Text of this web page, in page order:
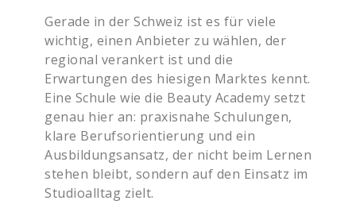
Gerade in der Schweiz ist es für viele
wichtig, einen Anbieter zu wählen, der
regional verankert ist und die
Erwartungen des hiesigen Marktes kennt.
Eine Schule wie die Beauty Academy setzt
genau hier an: praxisnahe Schulungen,
klare Berufsorientierung und ein
Ausbildungsansatz, der nicht beim Lernen
stehen bleibt, sondern auf den Einsatz im
Studioalltag zielt.